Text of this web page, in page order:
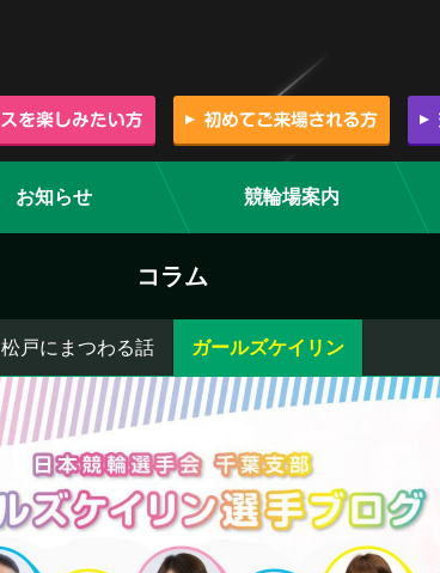
お知らせ 競輪場案内
コラム
松戸にまつわる話 ガールズケイリン